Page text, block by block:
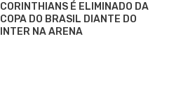
CORINTHIANS É ELIMINADO DA
COPA DO BRASIL DIANTE DO
INTER NA ARENA